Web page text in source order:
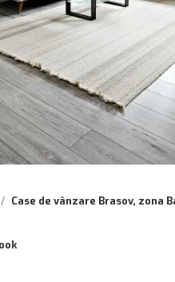
Case de vânzare Brasov, zona